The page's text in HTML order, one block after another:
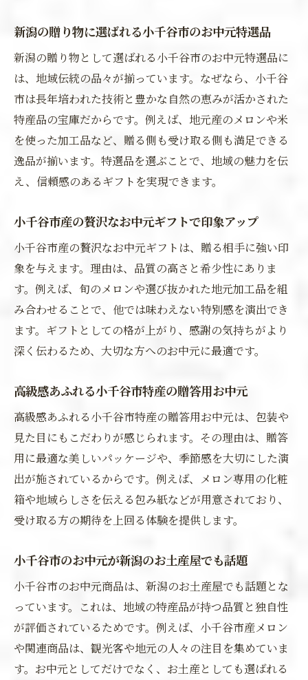
新潟の贈り物に選ばれる小千谷市のお中元特選品
新潟の贈り物として選ばれる小千谷市のお中元特選品に
は、地域伝統の品々が揃っています。なぜなら、小千谷
市は長年培われた技術と豊かな自然の恵みが活かされた
特産品の宝庫だからです。例えば、地元産のメロンや米
を使った加工品など、贈る側も受け取る側も満足できる
逸品が揃います。特選品を選ぶことで、地域の魅力を伝
え、信頼感のあるギフトを実現できます。
小千谷市産の贅沢なお中元ギフトで印象アップ
小千谷市産の贅沢なお中元ギフトは、贈る相手に強い印
象を与えます。理由は、品質の高さと希少性にありま
す。例えば、旬のメロンや選び抜かれた地元加工品を組
み合わせることで、他では味わえない特別感を演出でき
ます。ギフトとしての格が上がり、感謝の気持ちがより
深く伝わるため、大切な方へのお中元に最適です。
高級感あふれる小千谷市特産の贈答用お中元
高級感あふれる小千谷市特産の贈答用お中元は、包装や
見た目にもこだわりが感じられます。その理由は、贈答
用に最適な美しいパッケージや、季節感を大切にした演
出が施されているからです。例えば、メロン専用の化粧
箱や地域らしさを伝える包み紙などが用意されており、
受け取る方の期待を上回る体験を提供します。
小千谷市のお中元が新潟のお土産屋でも話題
小千谷市のお中元商品は、新潟のお土産屋でも話題とな
っています。これは、地域の特産品が持つ品質と独自性
が評価されているためです。例えば、小千谷市産メロン
や関連商品は、観光客や地元の人々の注目を集めていま
す。お中元としてだけでなく、お土産としても選ばれる